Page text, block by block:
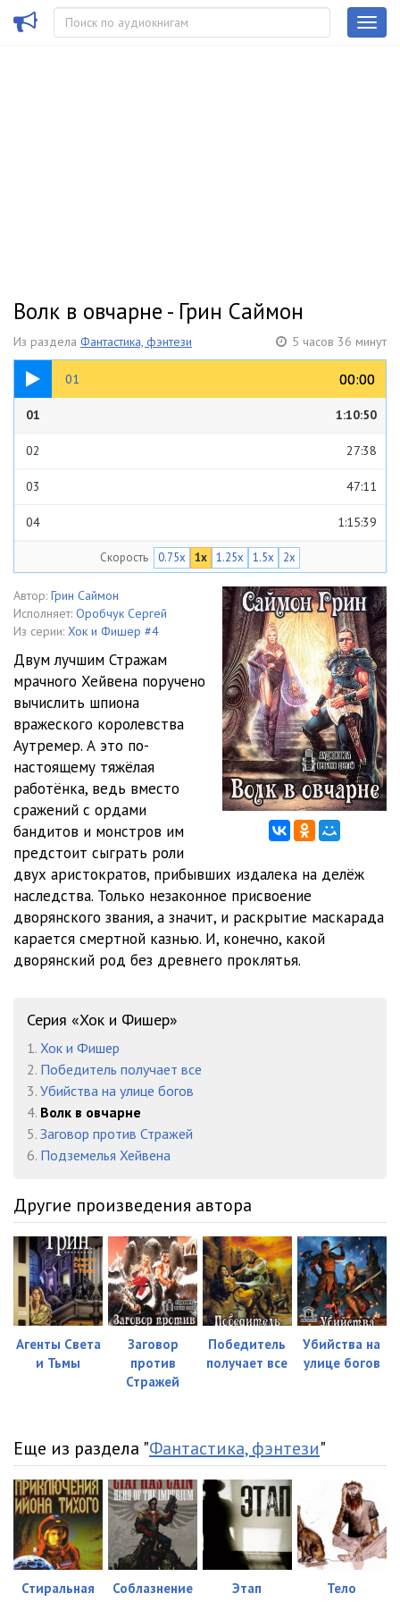
Волк в овчарне - Грин Саймон
Из раздела Фантастика, фэнтези 5 часов 36 минут
01 00:00
00:00
1:10:50
01 1:10:50
02 27:38
03 47:11
04 1:15:39
06 27:45
07 39:16
08 07:13
Скорость 0.75x 1x 1.25x 1.5x 2x
Автор: Грин Саймон
Исполняет: Оробчук Сергей
Из серии: Хок и Фишер #4
Двум лучшим Стражам
мрачного Хейвена поручено
вычислить шпиона
вражеского королевства
Аутремер. А это по-
настоящему тяжёлая
работёнка, ведь вместо
сражений с ордами
бандитов и монстров им
предстоит сыграть роли
двух аристократов, прибывших издалека на делёж
наследства. Только незаконное присвоение
дворянского звания, а значит, и раскрытие маскарада
карается смертной казнью. И, конечно, какой
дворянский род без древнего проклятья.
Серия «Хок и Фишер»
1. Хок и Фишер
2. Победитель получает все
3. Убийства на улице богов
4. Волк в овчарне
5. Заговор против Стражей
6. Подземелья Хейвена
Другие произведения автора
Агенты Света
и Тьмы
Заговор
против
Стражей
Победитель
получает все
Убийства на
улице богов
Еще из раздела "Фантастика, фэнтези"
Стиральная
Соблазнение Этап Тело